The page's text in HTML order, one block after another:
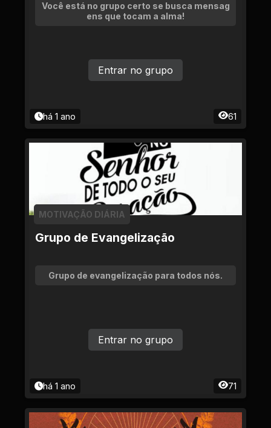
Você está no grupo certo se busca mensag
ens que tocam a alma!
há 1 ano 61
Entrar no grupo
Grupo de Evangelização
MOTIVAÇÃO DIÁRIA
Grupo de evangelização para todos nós.
há 1 ano 71
Entrar no grupo